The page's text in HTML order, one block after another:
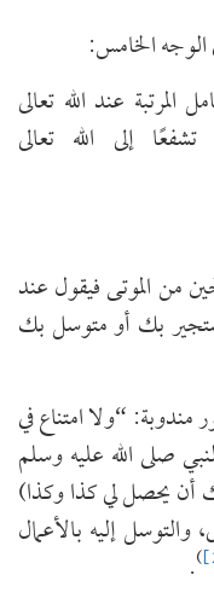
الوجه الخامس:
عند الله تعالى
إلى الله تعالى
من الموتى فيقول عند
بك أو متوسل بك
مندوبة: “ولا امتناع في
صلى الله عليه وسلم
أن يحصل لي كذا وكذا)
والتوسل إليه بالأعمال
)
.